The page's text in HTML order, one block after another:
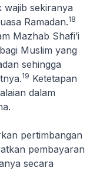
wajib sekiranya
Ramadan.18
Mazhab Shafi’i
Muslim yang
sehingga
19 Ketetapan
dalam
pertimbangan
pembayaran
secara